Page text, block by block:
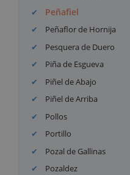
Peñafiel
Peñaflor de Hornija
Pesquera de Duero
Piña de Esgueva
Piñel de Abajo
Piñel de Arriba
Pollos
Portillo
Pozal de Gallinas
Pozaldez